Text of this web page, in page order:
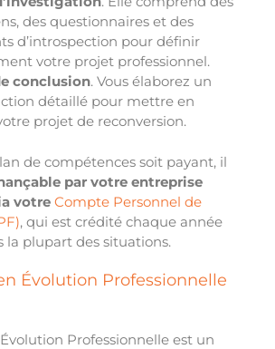
des questionnaires et des
d’introspection pour définir
votre projet professionnel.
conclusion. Vous élaborez un
détaillé pour mettre en
projet de reconversion.
de compétences soit payant, il
par votre entreprise
votreCompte Personnel de
, qui est crédité chaque année
la plupart des situations.
Évolution Professionnelle
Professionnelle est un